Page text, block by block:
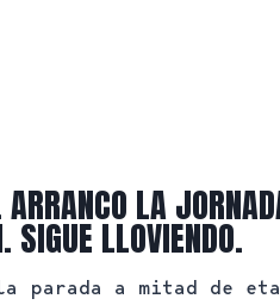
LA
SIGUE LLOVIENDO.
a mitad de